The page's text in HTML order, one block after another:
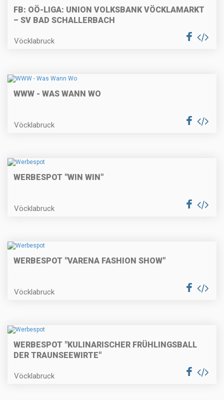
FB: OÖ-LIGA: UNION VOLKSBANK VÖCKLAMARKT
– SV BAD SCHALLERBACH
Vöcklabruck
WWW - WAS WANN WO
Vöcklabruck
WERBESPOT "WIN WIN"
Vöcklabruck
WERBESPOT "VARENA FASHION SHOW"
Vöcklabruck
WERBESPOT "KULINARISCHER FRÜHLINGSBALL
DER TRAUNSEEWIRTE"
Vöcklabruck